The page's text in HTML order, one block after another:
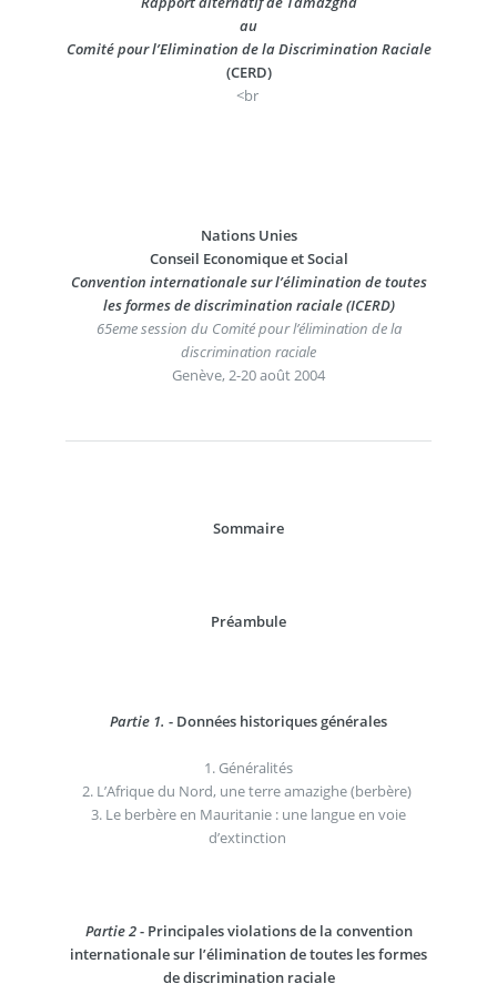
au
Comité pour l’Elimination de la Discrimination Raciale
(CERD)
<br
Nations Unies
Conseil Economique et Social
Convention internationale sur l’élimination de toutes
les formes de discrimination raciale (ICERD)
65eme session du Comité pour l’élimination de la
discrimination raciale
Genève, 2-20 août 2004
Sommaire
Préambule
Partie 1. - Données historiques générales
1. Généralités
2. L’Afrique du Nord, une terre amazighe (berbère)
3. Le berbère en Mauritanie : une langue en voie
d’extinction
Partie 2- Principales violations de la convention
internationale sur l’élimination de toutes les formes
de discrimination raciale